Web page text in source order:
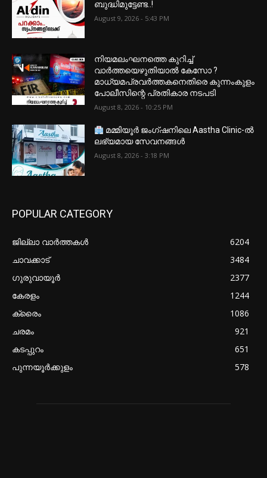
ബുദ്ധിമുട്ടേണ്ട..!
August 9, 2026 - 5:43 PM
നിയമലംഘനത്തെ കുറിച്ച്
വാർത്തയെഴുതിയാൽ കേസോ ?
മാധ്യമപ്രവർത്തകനെതിരെ കുന്നംകുളം
പോലീസിന്റെ പ്രതികാര നടപടി
August 8, 2026 - 10:25 PM
മമ്മിയൂർ ജംഗ്ഷനിലെ Aastha Clinic-ൽ
ലഭ്യമായ സേവനങ്ങൾ
August 8, 2026 - 3:18 PM
POPULAR CATEGORY
ജില്ലാ വാർത്തകൾ
6204
ചാവക്കാട്
3484
ഗുരുവായൂർ
2377
കേരളം
1244
ക്രൈം
1086
ചരമം
921
കടപ്പുറം
651
പുന്നയൂർക്കുളം
578